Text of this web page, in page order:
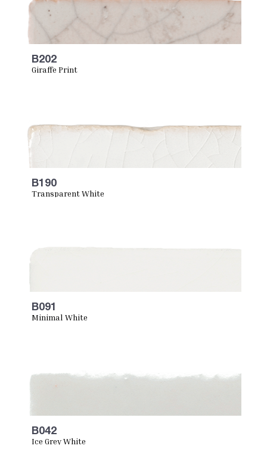
B202
Giraffe Print
B190
Transparent White
B091
Minimal White
B042
Ice Grey White